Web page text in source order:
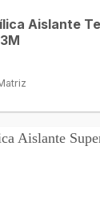
Aislante